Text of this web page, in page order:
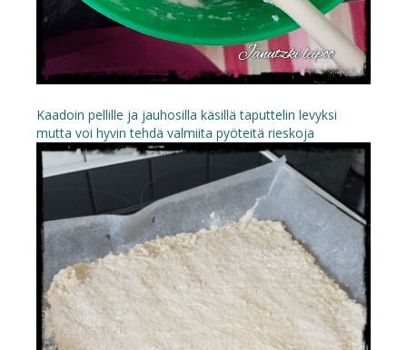
Kaadoin pellille ja jauhosilla käsillä taputtelin levyksi
mutta voi hyvin tehdä valmiita pyöteitä rieskoja